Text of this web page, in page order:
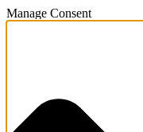
Manage Consent